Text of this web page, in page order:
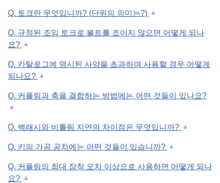
Q. 토크란 무엇입니까? (단위의 의미는?)
Q. 규정된 조임 토크로 볼트를 조이지 않으면 어떻게 되나
요?
Q. 카탈로그에 명시된 사양을 초과하여 사용할 경우 어떻게
되나요?
Q. 커플링과 축을 결합하는 방법에는 어떤 것들이 있나요?
Q. 백래시와 비틀림 지연의 차이점은 무엇입니까?
Q. 키의 가공 공차에는 어떤 것들이 있습니까?
Q. 커플링의 최대 장착 오차 이상으로 사용하면 어떻게 되나
요?